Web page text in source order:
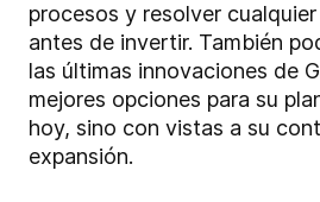
procesos y resolver
antes de invertir. También
las últimas innovaciones de
mejores opciones para su
hoy, sino con vistas a su
expansión.